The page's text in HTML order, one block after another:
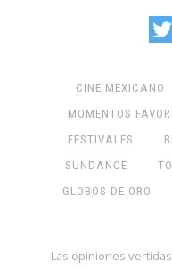
CINE MEXICANO
MOMENTOS
FESTIVALES
SUNDANCE
GLOBOS DE ORO
Las opiniones